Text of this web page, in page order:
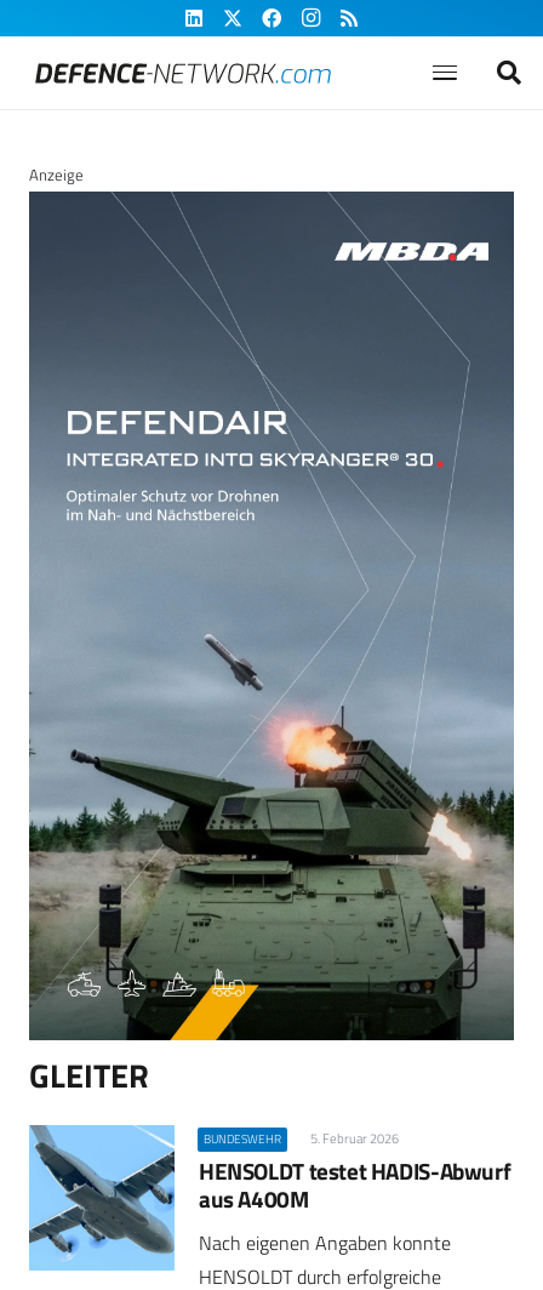
Anzeige
GLEITER
BUNDESWEHR 5. Februar 2026
HENSOLDT testet HADIS-Abwurf
aus A400M
Nach eigenen Angaben konnte
HENSOLDT durch erfolgreiche